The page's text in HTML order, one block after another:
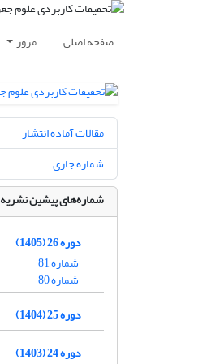
صفحه اصلی مرور
مقالات آماده انتشار
شماره جاری
شماره‌های پیشین نشریه
دوره 26 (1405)
شماره 81
شماره 80
دوره 25 (1404)
دوره 24 (1403)